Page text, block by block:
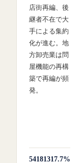
店街再編、後
継者不在で大
手による集約
化が進む。地
方卸売業は問
屋機能の再構
築で再編が頻
発。
54181317.7%